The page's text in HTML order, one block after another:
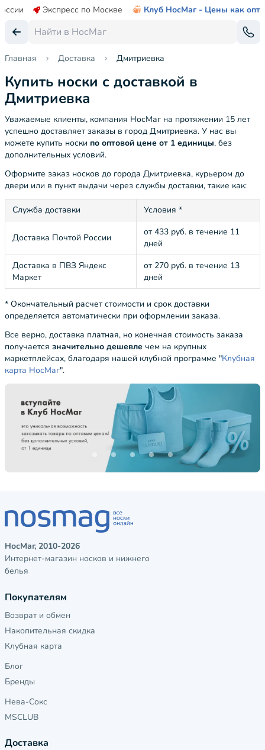
Экспресс по Москве Клуб НосМаг - Цены как опт
Главная Доставка Дмитриевка
Купить носки с доставкой в
Дмитриевка
Уважаемые клиенты, компания НосМаг на протяжении 15 лет
успешно доставляет заказы в город Дмитриевка. У нас вы
можете купить носки по оптовой цене от 1 единицы, без
дополнительных условий.
Оформите заказ носков до города Дмитриевка, курьером до
двери или в пункт выдачи через службы доставки, такие как:
Служба доставки Условия *
Доставка Почтой России
от 433 руб. в течение 11
дней
Доставка в ПВЗ Яндекс
Маркет
от 270 руб. в течение 13
дней
* Окончательный расчет стоимости и срок доставки
определяется автоматически при оформлении заказа.
Все верно, доставка платная, но конечная стоимость заказа
получается значительно дешевле чем на крупных
маркетплейсах, благодаря нашей клубной программе "Клубная
карта НосМаг".
НосМаг, 2010-2026
Интернет-магазин носков и нижнего
белья
Покупателям
Возврат и обмен
Накопительная скидка
Клубная карта
Блог
Бренды
Нева-Сокс
MSCLUB
Доставка